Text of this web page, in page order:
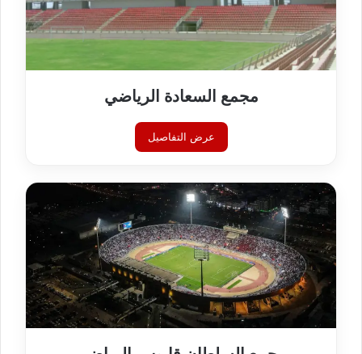
مجمع السعادة الرياضي
عرض التفاصيل